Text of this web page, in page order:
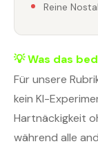
Reine
💡 Was das
Für unsere
kein KI-
Hartnäckigkeit
während alle